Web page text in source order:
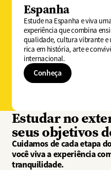
Espanha​
Estude na Espanha e viva
experiência que combina
qualidade, cultura vibrante e
rica em história, arte e
internacional.
Conheça
Estudar no
seus objetivos
Cuidamos de cada etapa
você viva a experiência
tranquilidade.